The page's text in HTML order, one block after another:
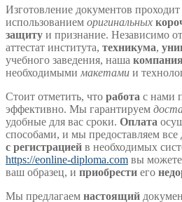
Изготовление документов
использованием оригинальных
защиту и признание. Независимо
аттестат института, техникума,
учебного заведения, наша компания
необходимыми макетами и
Стоит отметить, что работа с нами
эффективно. Мы гарантируем
удобные для вас сроки. Оплата
способами, и мы предоставляем
с регистрацией в необходимых
https://eonline-diploma.com вы можете
ваш образец, и приобрести его
Мы предлагаем настоящий